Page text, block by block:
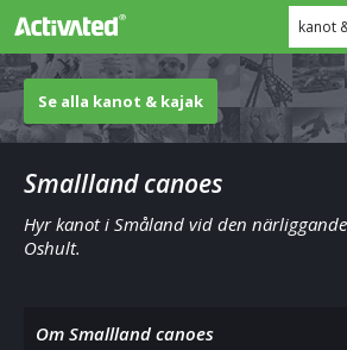
kanot
Se alla kanot & kajak
Smallland canoes
Hyr kanot i Småland vid den
Oshult.
Om Smallland canoes